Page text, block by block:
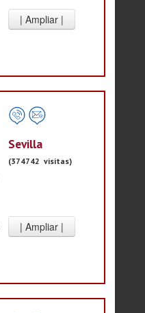
Sevilla
(374742 visitas)